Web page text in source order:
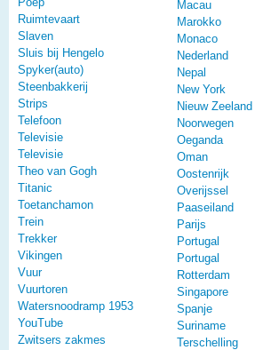
Ruimtevaart
Slaven
Sluis bij Hengelo
Spyker(auto)
Steenbakkerij
Strips
Telefoon
Televisie
Televisie
Theo van Gogh
Titanic
Toetanchamon
Trein
Trekker
Vikingen
Vuur
Vuurtoren
Watersnoodramp 1953
YouTube
Zwitsers zakmes
Macau
Marokko
Monaco
Nederland
Nepal
New York
Nieuw Zeeland
Noorwegen
Oeganda
Oman
Oostenrijk
Overijssel
Paaseiland
Parijs
Portugal
Portugal
Rotterdam
Singapore
Spanje
Suriname
Terschelling